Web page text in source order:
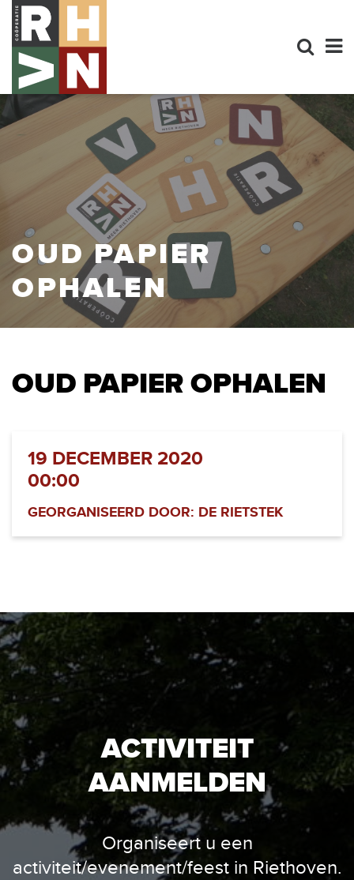
OUD PAPIER
OPHALEN
OUD PAPIER OPHALEN
19 DECEMBER 2020
00:00
GEORGANISEERD DOOR: DE RIETSTEK
ACTIVITEIT
AANMELDEN
Organiseert u een
activiteit/evenement/feest in Riethoven.